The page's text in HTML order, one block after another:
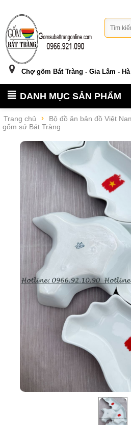
Chợ gốm Bát Tràng - Gia Lâm -
DANH MỤC SẢN PHẨM
Trang chủ
Bộ đồ ăn bản đồ Việt
gốm sứ Bát Tràng